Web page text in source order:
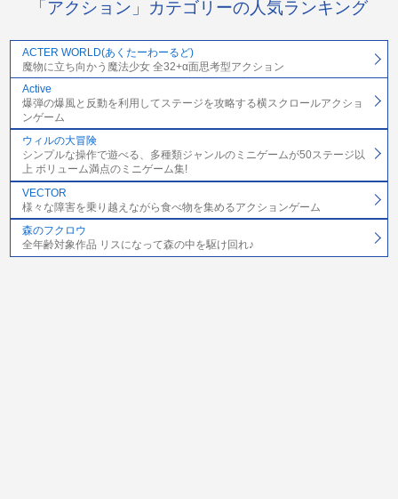
「アクション」カテゴリーの人気ランキング
ACTER WORLD(あくたーわーるど)
魔物に立ち向かう魔法少女 全32+α面思考型アクション
Active
爆弾の爆風と反動を利用してステージを攻略する横スクロールアクショ
ンゲーム
ウィルの大冒険
シンプルな操作で遊べる、多種類ジャンルのミニゲームが50ステージ以
上 ボリューム満点のミニゲーム集!
VECTOR
様々な障害を乗り越えながら食べ物を集めるアクションゲーム
森のフクロウ
全年齢対象作品 リスになって森の中を駆け回れ♪